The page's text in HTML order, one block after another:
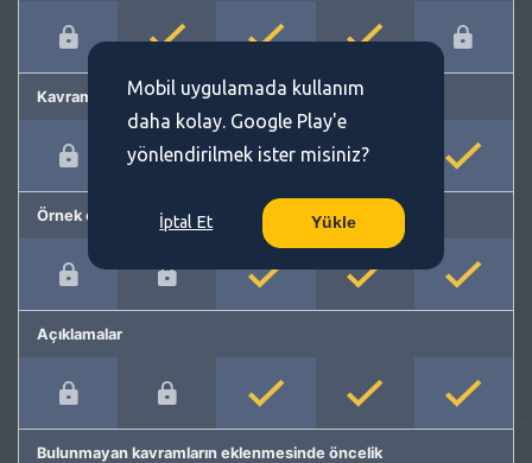
Kavram önerme
Örnek cümleler
Açıklamalar
Bulunmayan kavramların eklenmesinde öncelik
Mobil uygulamada kullanım
daha kolay. Google Play'e
yönlendirilmek ister misiniz?
İptal Et Yükle